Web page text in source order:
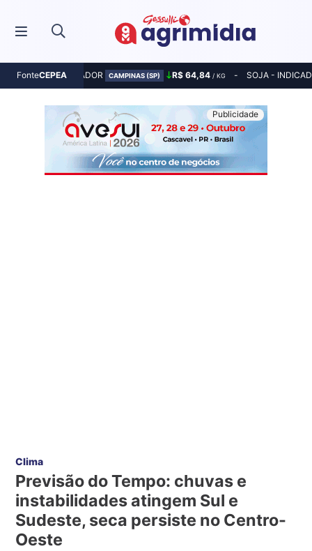
FonteCEPEA
MILHO - INDICADOR CAMPINAS (SP) R$ 64,84 / KG SOJA -
Clima
Previsão do Tempo: chuvas e
instabilidades atingem Sul e
Sudeste, seca persiste no Centro-
Oeste